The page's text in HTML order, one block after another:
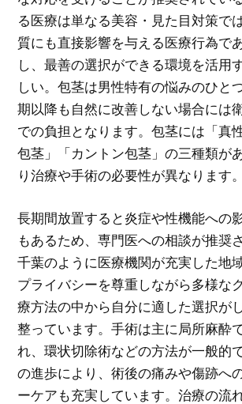
る医療は単なる美容・見た目対策で
質にも直接影響を与える医療行為で
し、最善の選択ができる環境を活用
しい。包茎は男性特有の悩みのひと
期以降も自然に改善しない場合には
での負担となります。包茎には「真
包茎」「カントン包茎」の三種類が
り治療や手術の必要性が異なります。
長期間放置すると炎症や性機能への
もあるため、専門医への相談が推奨
千葉のように医療機関が充実した地
プライバシーを尊重しながら多様な
療方法の中から自分に適した選択が
整っています。手術は主に局所麻酔
れ、環状切除術などの方法が一般的
の進歩により、術後の痛みや傷跡へ
ーケアも充実しています。治療の流